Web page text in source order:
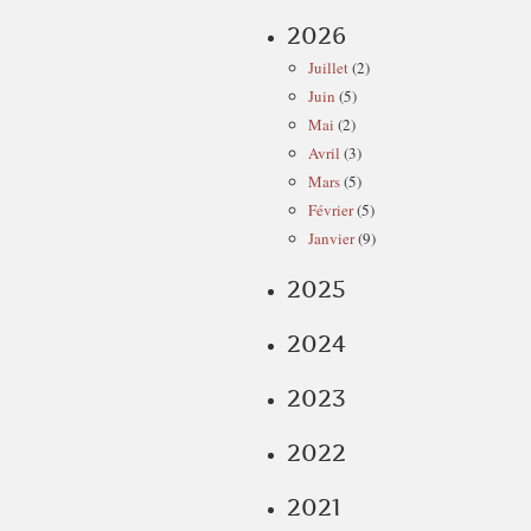
2026
Juillet(2)
Juin (5)
Mai (2)
Avril (3)
Mars(5)
Février(5)
Janvier(9)
2025
2024
2023
2022
2021